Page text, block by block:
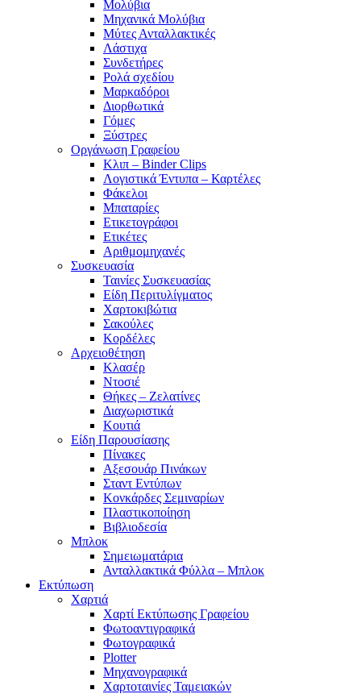
Μολύβια
Μηχανικά Μολύβια
Μύτες Ανταλλακτικές
Λάστιχα
Συνδετήρες
Ρολά σχεδίου
Μαρκαδόροι
Διορθωτικά
Γόμες
Ξύστρες
Οργάνωση Γραφείου
Κλιπ – Binder Clips
Λογιστικά Έντυπα – Καρτέλες
Φάκελοι
Μπαταρίες
Ετικετογράφοι
Ετικέτες
Αριθμομηχανές
Συσκευασία
Ταινίες Συσκευασίας
Είδη Περιτυλίγματος
Χαρτοκιβώτια
Σακούλες
Κορδέλες
Αρχειοθέτηση
Κλασέρ
Ντοσιέ
Θήκες – Ζελατίνες
Διαχωριστικά
Κουτιά
Είδη Παρουσίασης
Πίνακες
Αξεσουάρ Πινάκων
Σταντ Εντύπων
Κονκάρδες Σεμιναρίων
Πλαστικοποίηση
Βιβλιοδεσία
Μπλοκ
Σημειωματάρια
Ανταλλακτικά Φύλλα – Μπλοκ
Εκτύπωση
Χαρτιά
Χαρτί Εκτύπωσης Γραφείου
Φωτοαντιγραφικά
Φωτογραφικά
Plotter
Μηχανογραφικά
Χαρτοταινίες Ταμειακών